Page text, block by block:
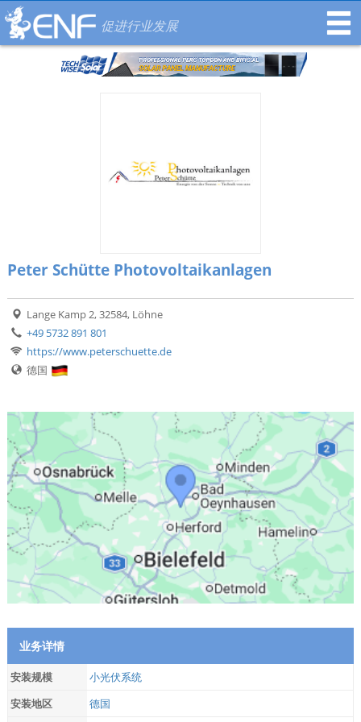
促进行业发展
Peter Schütte Photovoltaikanlagen
Lange Kamp 2, 32584, Löhne
+49 5732 891 801
https://www.peterschuette.de
德国
业务详情
安装规模
小光伏系统
安装地区
德国